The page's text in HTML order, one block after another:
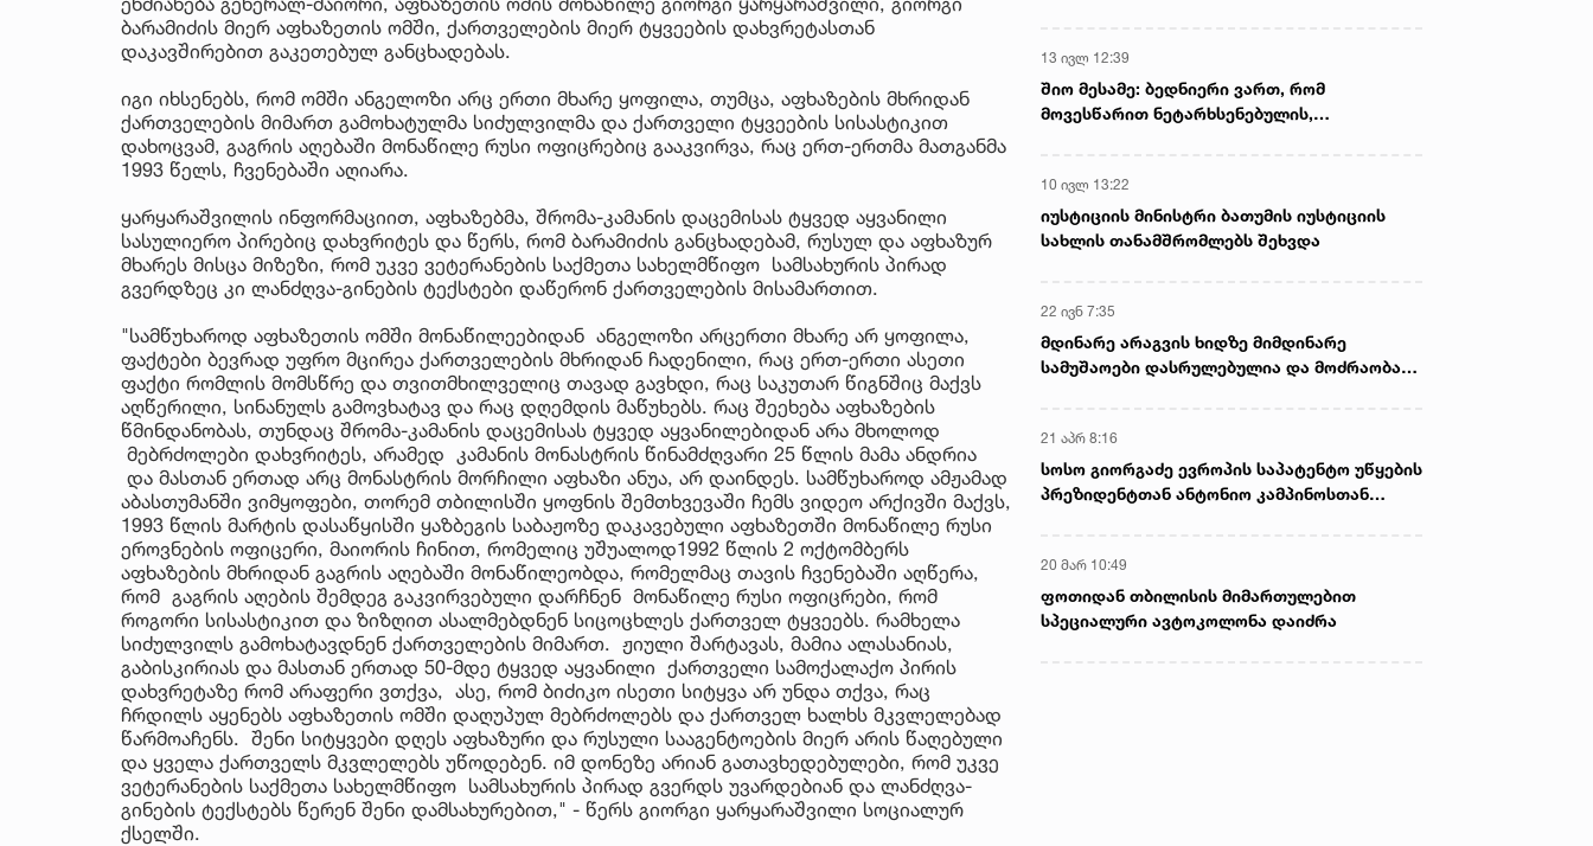
ბარამიძის მიერ აფხაზეთის ომში, ქართველების მიერ ტყვეების დახვრეტასთან
დაკავშირებით გაკეთებულ განცხადებას.
იგი იხსენებს, რომ ომში ანგელოზი არც ერთი მხარე ყოფილა, თუმცა, აფხაზების მხრიდან
ქართველების მიმართ გამოხატულმა სიძულვილმა და ქართველი ტყვეების სისასტიკით
დახოცვამ, გაგრის აღებაში მონაწილე რუსი ოფიცრებიც გააკვირვა, რაც ერთ-ერთმა მათგანმა
1993 წელს, ჩვენებაში აღიარა.
ყარყარაშვილის ინფორმაციით, აფხაზებმა, შრომა-კამანის დაცემისას ტყვედ აყვანილი
სასულიერო პირებიც დახვრიტეს და წერს, რომ ბარამიძის განცხადებამ, რუსულ და აფხაზურ
მხარეს მისცა მიზეზი, რომ უკვე ვეტერანების საქმეთა სახელმწიფო სამსახურის პირად
გვერდზეც კი ლანძღვა-გინების ტექსტები დაწერონ ქართველების მისამართით.
"სამწუხაროდ აფხაზეთის ომში მონაწილეებიდან ანგელოზი არცერთი მხარე არ ყოფილა,
ფაქტები ბევრად უფრო მცირეა ქართველების მხრიდან ჩადენილი, რაც ერთ-ერთი ასეთი
ფაქტი რომლის მომსწრე და თვითმხილველიც თავად გავხდი, რაც საკუთარ წიგნშიც მაქვს
აღწერილი, სინანულს გამოვხატავ და რაც დღემდის მაწუხებს. რაც შეეხება აფხაზების
წმინდანობას, თუნდაც შრომა-კამანის დაცემისას ტყვედ აყვანილებიდან არა მხოლოდ
მებრძოლები დახვრიტეს, არამედ კამანის მონასტრის წინამძღვარი 25 წლის მამა ანდრია
და მასთან ერთად არც მონასტრის მორჩილი აფხაზი ანუა, არ დაინდეს. სამწუხაროდ ამჟამად
აბასთუმანში ვიმყოფები, თორემ თბილისში ყოფნის შემთხვევაში ჩემს ვიდეო არქივში მაქვს,
1993 წლის მარტის დასაწყისში ყაზბეგის საბაჟოზე დაკავებული აფხაზეთში მონაწილე რუსი
ეროვნების ოფიცერი, მაიორის ჩინით, რომელიც უშუალოდ1992 წლის 2 ოქტომბერს
აფხაზების მხრიდან გაგრის აღებაში მონაწილეობდა, რომელმაც თავის ჩვენებაში აღწერა,
რომ გაგრის აღების შემდეგ გაკვირვებული დარჩნენ მონაწილე რუსი ოფიცრები, რომ
როგორი სისასტიკით და ზიზღით ასალმებდნენ სიცოცხლეს ქართველ ტყვეებს. რამხელა
სიძულვილს გამოხატავდნენ ქართველების მიმართ. ჟიული შარტავას, მამია ალასანიას,
გაბისკირიას და მასთან ერთად 50-მდე ტყვედ აყვანილი ქართველი სამოქალაქო პირის
დახვრეტაზე რომ არაფერი ვთქვა, ასე, რომ ბიძიკო ისეთი სიტყვა არ უნდა თქვა, რაც
ჩრდილს აყენებს აფხაზეთის ომში დაღუპულ მებრძოლებს და ქართველ ხალხს მკვლელებად
წარმოაჩენს. შენი სიტყვები დღეს აფხაზური და რუსული სააგენტოების მიერ არის წაღებული
და ყველა ქართველს მკვლელებს უწოდებენ. იმ დონეზე არიან გათავხედებულები, რომ უკვე
ვეტერანების საქმეთა სახელმწიფო სამსახურის პირად გვერდს უვარდებიან და ლანძღვა-
გინების ტექსტებს წერენ შენი დამსახურებით," - წერს გიორგი ყარყარაშვილი სოციალურ
ქსელში.
13 ივლ 12:39
შიო მესამე: ბედნიერი ვართ, რომ
მოვესწარით ნეტარხსენებულის,
10 ივლ 13:22
იუსტიციის მინისტრი ბათუმის იუსტიციის
სახლის თანამშრომლებს შეხვდა
22 ივნ 7:35
მდინარე არაგვის ხიდზე მიმდინარე
სამუშაოები დასრულებულია და მოძრაობა
21 აპრ 8:16
სოსო გიორგაძე ევროპის საპატენტო უწყების
პრეზიდენტთან ანტონიო კამპინოსთან
20 მარ 10:49
ფოთიდან თბილისის მიმართულებით
სპეციალური ავტოკოლონა დაიძრა